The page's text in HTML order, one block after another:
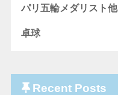
パリ五輪メダリスト他
卓球
Recent Posts